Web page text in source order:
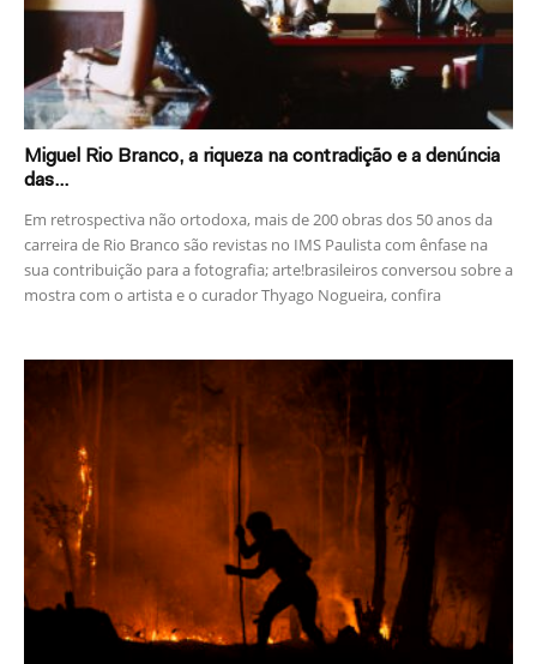
Miguel Rio Branco, a riqueza na contradição e a denúncia
das...
Em retrospectiva não ortodoxa, mais de 200 obras dos 50 anos da
carreira de Rio Branco são revistas no IMS Paulista com ênfase na
sua contribuição para a fotografia; arte!brasileiros conversou sobre a
mostra com o artista e o curador Thyago Nogueira, confira